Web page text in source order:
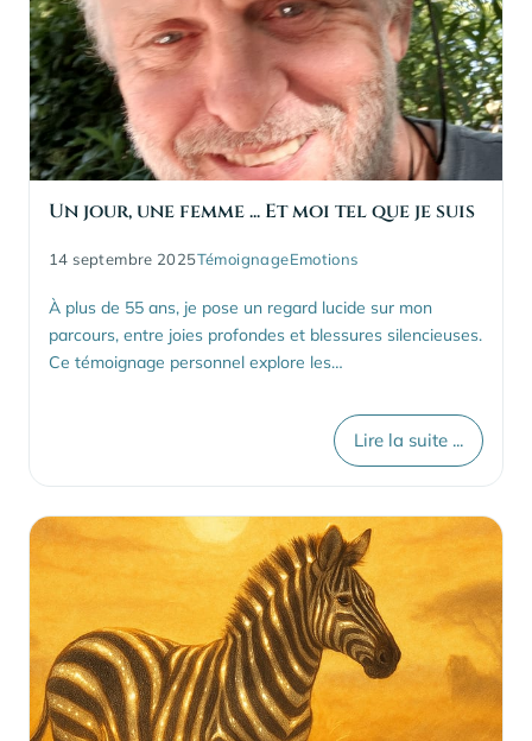
Un jour, une femme ... Et moi tel que je suis
14 septembre 2025TémoignageEmotions
À plus de 55 ans, je pose un regard lucide sur mon
parcours, entre joies profondes et blessures silencieuses.
Ce témoignage personnel explore les…
Lire la suite ...